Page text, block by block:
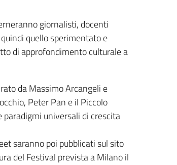
giornalisti, docenti
quello sperimentato e
di approfondimento culturale a
da Massimo Arcangeli e
Peter Pan e il Piccolo
universali di crescita
saranno poi pubblicati sul sito
del Festival prevista a Milano il